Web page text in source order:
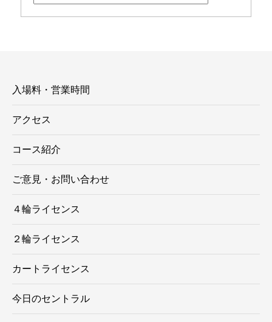
テ
ゴ
入場料・営業時間
アクセス
コース紹介
ご意見・お問い合わせ
４輪ライセンス
２輪ライセンス
カートライセンス
今日のセントラル